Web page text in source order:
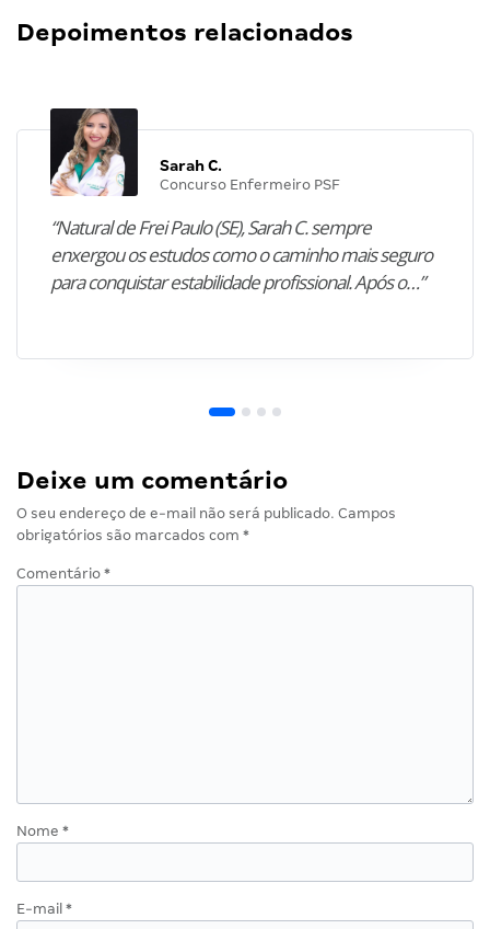
Depoimentos relacionados
Sarah C.
Concurso Enfermeiro PSF
“Natural de Frei Paulo (SE), Sarah C. sempre
enxergou os estudos como o caminho mais seguro
para conquistar estabilidade profissional. Após o…”
Deixe um comentário
O seu endereço de e-mail não será publicado. Campos
obrigatórios são marcados com *
Comentário *
Nome *
E-mail *